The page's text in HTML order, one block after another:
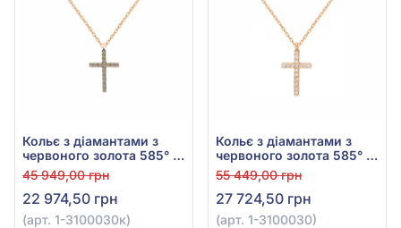
Кольє з діамантами з
червоного золота 585° з
діамантом 0,09ct, арт. 1-
3100030к
45 949,00 грн
22 974,50 грн
(арт. 1-3100030к)
Кольє з діамантами з
червоного золота 585° з
діамантом 0,09ct, арт. 1-
3100030
55 449,00 грн
27 724,50 грн
(арт. 1-3100030)